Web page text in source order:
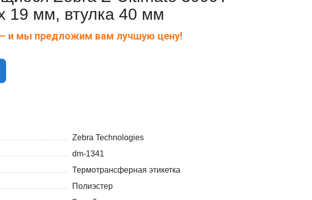
19 мм, втулка 40 мм
и мы предложим вам лучшую цену!
Zebra Technologies
dm-1341
Термотрансферная этикетка
Полиэстер